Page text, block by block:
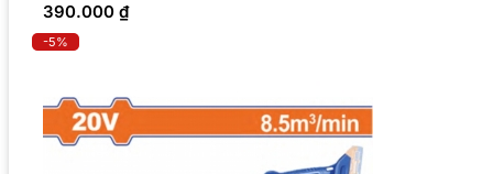
390.000 ₫
-5%